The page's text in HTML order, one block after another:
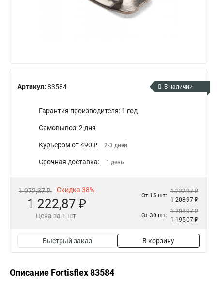
Артикул: 83584 В наличии
Гарантия производителя: 1 год
Самовывоз: 2 дня
Курьером от 490 ₽ 2-3 дней
Срочная доставка: 1 день
1 972,37 ₽ Скидка 38%
1 222,87 ₽
Цена за 1 шт.
От 15 шт:
1 222,87 ₽
1 208,97 ₽
От 30 шт:
1 208,97 ₽
1 195,07 ₽
Быстрый заказ В корзину
Описание Fortisflex 83584